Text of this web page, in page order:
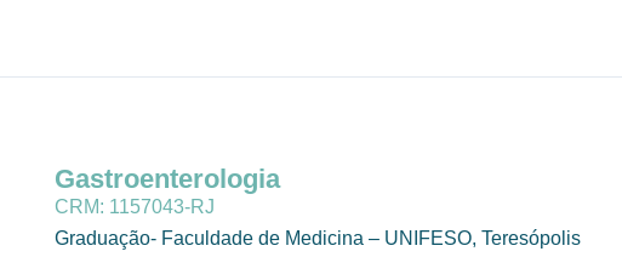
Gastroenterologia
CRM: 1157043-RJ
Graduação- Faculdade de Medicina – UNIFESO, Teresópolis